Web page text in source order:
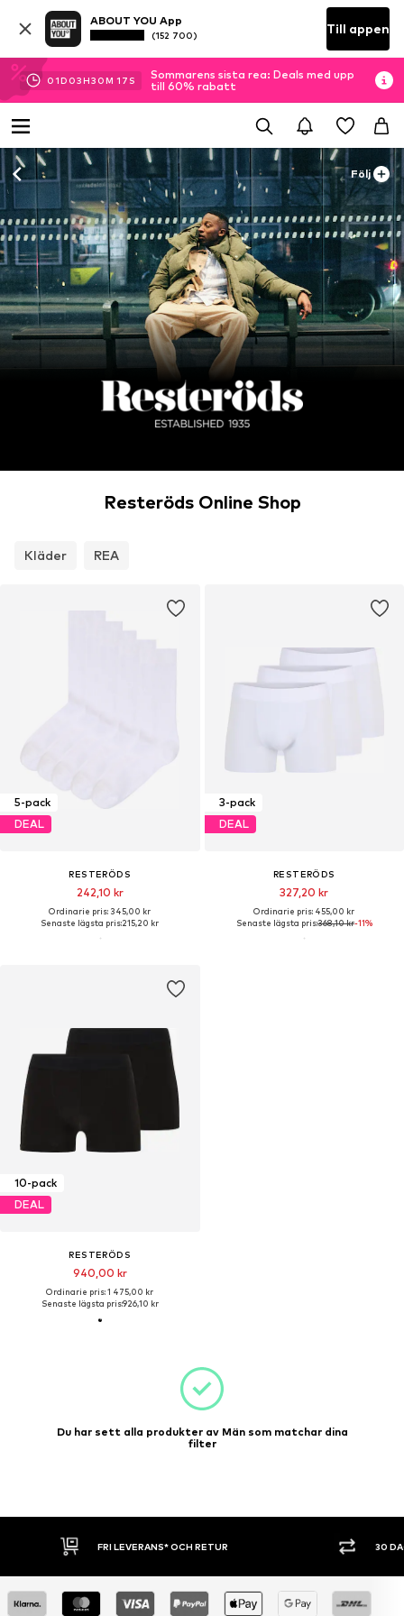
ABOUT YOU App
(152 700) Till appen
01D 03H30M 17 S
Sommarens sista rea: Deals med upp
till 60% rabatt
Följ
Resteröds Online Shop
Kläder REA
5-pack
DEAL
RESTERÖDS
242,10 kr
Ordinarie pris: 345,00 kr
Senaste lägsta pris:215,20 kr
3-pack
DEAL
RESTERÖDS
327,20 kr
Ordinarie pris: 455,00 kr
Senaste lägsta pris:368,10 kr-11%
10-pack
DEAL
RESTERÖDS
940,00 kr
Ordinarie pris: 1 475,00 kr
Senaste lägsta pris:926,10 kr
Du har sett alla produkter av Män som matchar dina
filter
FRI LEVERANS* OCH RETUR 30